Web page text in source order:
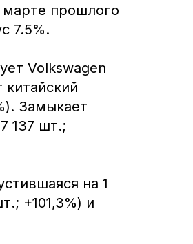
марте прошлого
7.5%.
Volkswagen
Замыкает
137 шт.;
на 1
+101,3%) и